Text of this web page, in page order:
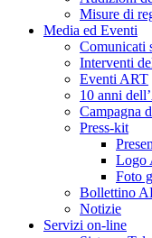
Misure di
Media ed Eventi
Comunicati
Interventi
Eventi ART
10 anni
Campagna
Press-kit
Logo
Foto
Bollettino
Notizie
Servizi on-line